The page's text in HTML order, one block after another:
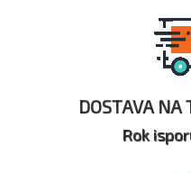
DOSTAVA NA
Rok